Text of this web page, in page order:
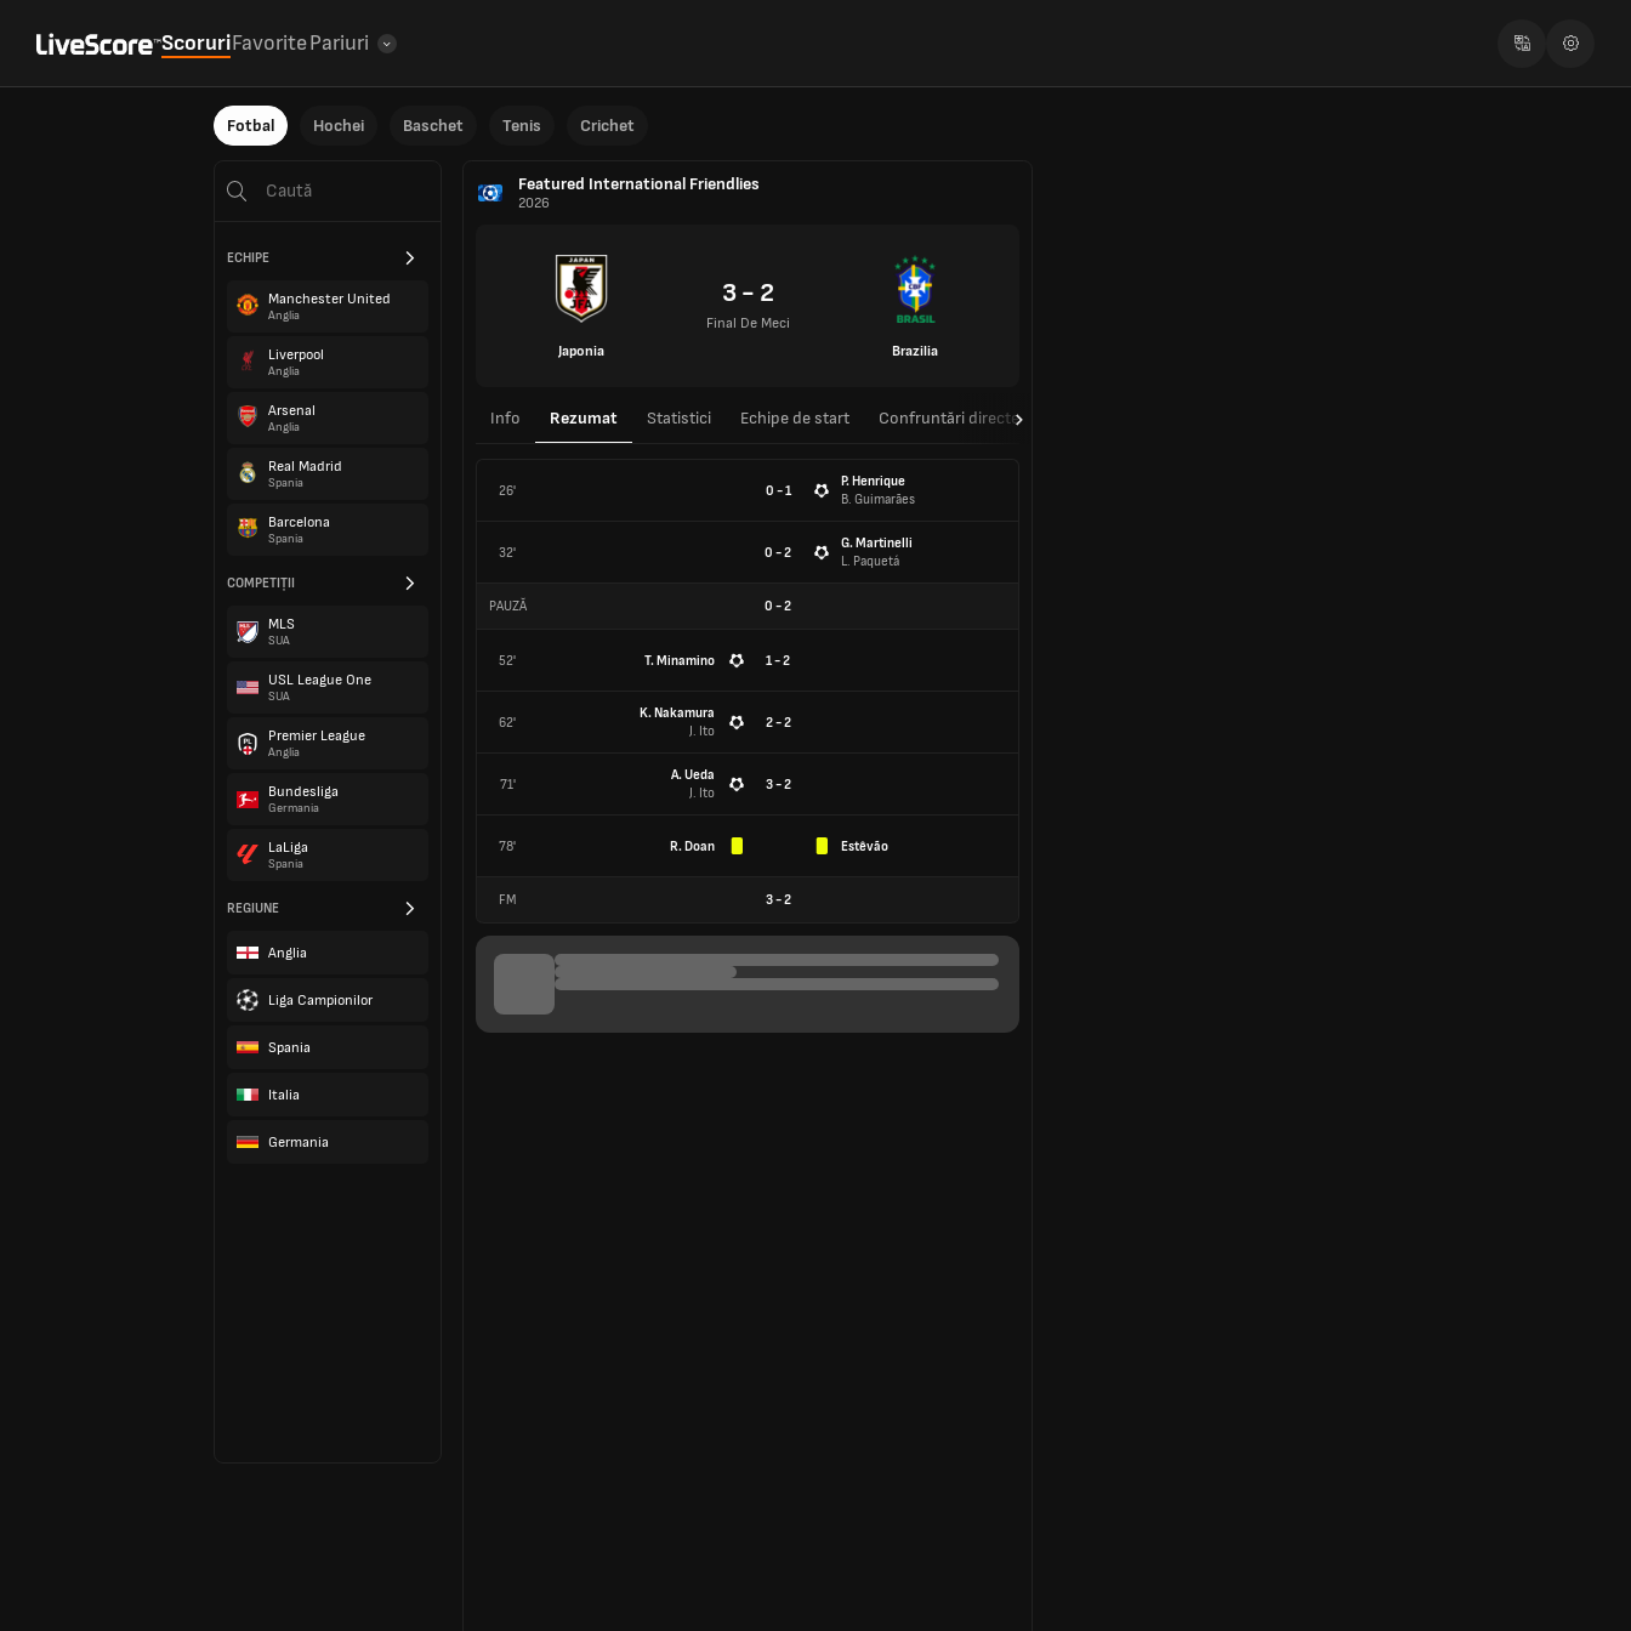
ScoruriFavoritePariuri
Fotbal Hochei Baschet Tenis Crichet
ECHIPE
Manchester United
Anglia
Liverpool
Anglia
Arsenal
Anglia
Real Madrid
Spania
Barcelona
Spania
COMPETIȚII
MLS
SUA
USL League One
SUA
Premier League
Anglia
Bundesliga
Germania
LaLiga
Spania
REGIUNE
Anglia
Liga Campionilor
Spania
Italia
Germania
Featured International Friendlies
2026
Japonia
3 - 2
Final De Meci
Brazilia
Info Rezumat Statistici Echipe de start Confruntări directe
26' 0 - 1
P. Henrique
B. Guimarães
32' 0 - 2
G. Martinelli
L. Paquetá
PAUZĂ 0 -2
52' T. Minamino 1 - 2
62'
K. Nakamura
J. Ito
2 - 2
71'
A. Ueda
J. Ito
3 - 2
78' R. Doan Estêvão
FM 3-2